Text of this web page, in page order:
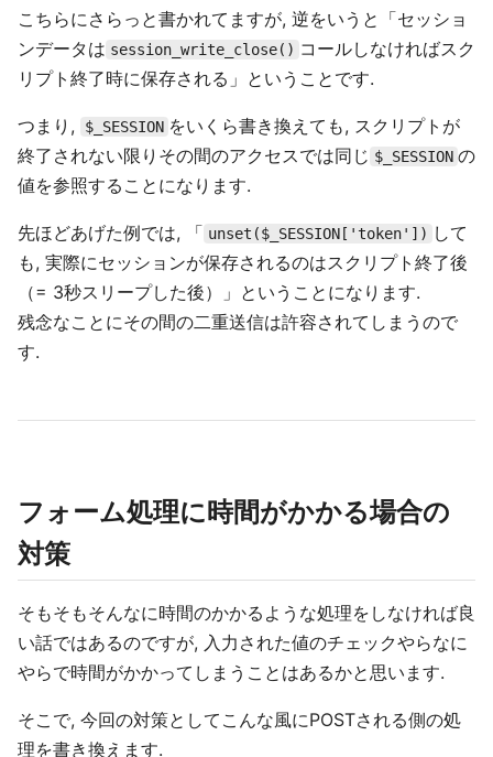
こちらにさらっと書かれてますが, 逆をいうと「セッショ
ンデータは session_write_close() コールしなければスク
リプト終了時に保存される」ということです.
つまり, $_SESSION をいくら書き換えても, スクリプトが
終了されない限りその間のアクセスでは同じ $_SESSION の
値を参照することになります.
先ほどあげた例では, 「 unset($_SESSION['token']) して
も, 実際にセッションが保存されるのはスクリプト終了後
（= 3秒スリープした後）」ということになります.
残念なことにその間の二重送信は許容されてしまうので
す.
フォーム処理に時間がかかる場合の
対策
そもそもそんなに時間のかかるような処理をしなければ良
い話ではあるのですが, 入力された値のチェックやらなに
やらで時間がかかってしまうことはあるかと思います.
そこで, 今回の対策としてこんな風にPOSTされる側の処
理を書き換えます.